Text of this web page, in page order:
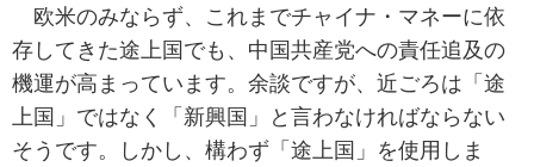
欧米のみならず、これまでチャイナ・マネーに依
存してきた途上国でも、中国共産党への責任追及の
機運が高まっています。余談ですが、近ごろは「途
上国」ではなく「新興国」と言わなければならない
そうです。しかし、構わず「途上国」を使用しま